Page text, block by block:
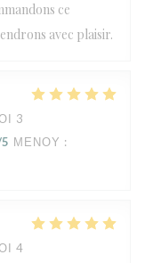
ce
avec plaisir.
3
ΜΕΝΟΎ :
4